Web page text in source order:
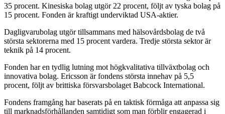
35 procent. Kinesiska bolag utgör 22 procent, följt av tyska bolag på
15 procent. Fonden är kraftigt underviktad USA-aktier.
Dagligvarubolag utgör tillsammans med hälsovårdsbolag de två
största sektorerna med 15 procent vardera. Tredje största sektor är
teknik på 14 procent.
Fonden har en tydlig lutning mot högkvalitativa tillväxtbolag och
innovativa bolag. Ericsson är fondens största innehav på 5,5
procent, följt av brittiska försvarsbolaget Babcock International.
Fondens framgång har baserats på en taktisk förmåga att anpassa sig
till marknadsförhållanden samtidigt som man förblir engagerad i